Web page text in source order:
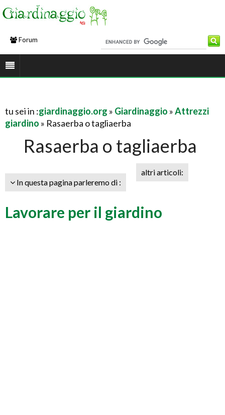
Forum
tu sei in :giardinaggio.org » Giardinaggio »Attrezzi
giardino » Rasaerba o tagliaerba
Rasaerba o tagliaerba
In questa pagina parleremo di :
altri articoli:
Lavorare per il giardino